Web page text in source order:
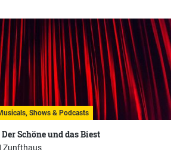
Shows & Podcasts
Schöne und das Biest
Zunfthaus